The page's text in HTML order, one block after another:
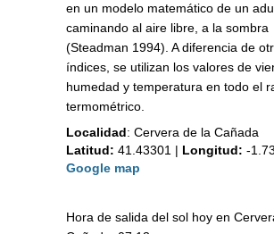
en un modelo matemático de un
caminando al aire libre, a la sombra
(Steadman 1994). A diferencia de
índices, se utilizan los valores de
humedad y temperatura en todo el
termométrico.
Localidad: Cervera de la Cañada
Latitud: 41.43301 | Longitud: -
Google map
Hora de salida del sol hoy en